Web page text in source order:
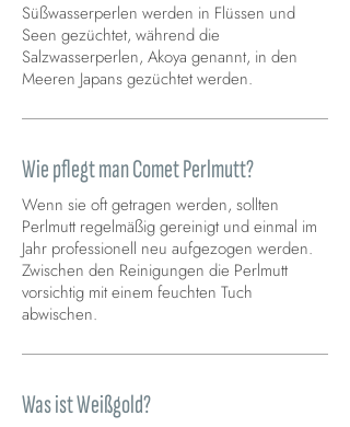
Süßwasserperlen werden in Flüssen und
Seen gezüchtet, während die
Salzwasserperlen, Akoya genannt, in den
Meeren Japans gezüchtet werden.
Wie pflegt man Comet Perlmutt?
Wenn sie oft getragen werden, sollten
Perlmutt regelmäßig gereinigt und einmal im
Jahr professionell neu aufgezogen werden.
Zwischen den Reinigungen die Perlmutt
vorsichtig mit einem feuchten Tuch
abwischen.
Was ist Weißgold?